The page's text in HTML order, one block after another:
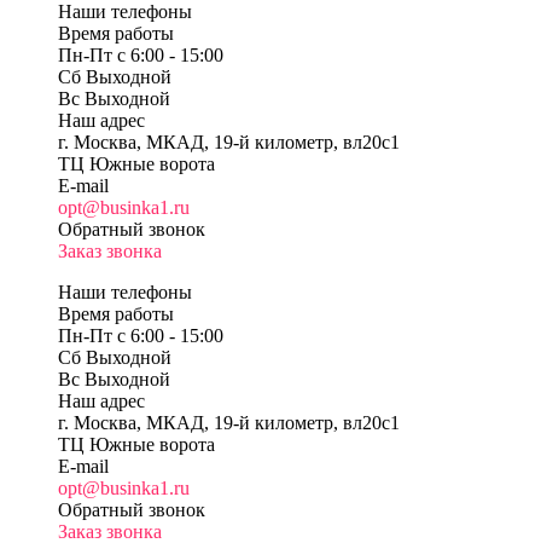
Наши телефоны
Время работы
Пн-Пт c 6:00 - 15:00
Сб Выходной
Вс Выходной
Наш адрес
г. Москва, МКАД, 19-й километр, вл20с1
ТЦ Южные ворота
E-mail
opt@businka1.ru
Обратный звонок
Заказ звонка
Наши телефоны
Время работы
Пн-Пт c 6:00 - 15:00
Сб Выходной
Вс Выходной
Наш адрес
г. Москва, МКАД, 19-й километр, вл20с1
ТЦ Южные ворота
E-mail
opt@businka1.ru
Обратный звонок
Заказ звонка